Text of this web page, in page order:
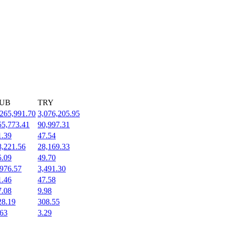
TRY
3,076,205.95
90,997.31
47.54
28,169.33
49.70
3,491.30
47.58
9.98
308.55
3.29